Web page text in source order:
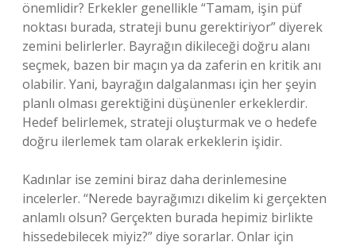
önemlidir? Erkekler genellikle “Tamam, işin püf
noktası burada, strateji bunu gerektiriyor” diyerek
zemini belirlerler. Bayrağın dikileceği doğru alanı
seçmek, bazen bir maçın ya da zaferin en kritik anı
olabilir. Yani, bayrağın dalgalanması için her şeyin
planlı olması gerektiğini düşünenler erkeklerdir.
Hedef belirlemek, strateji oluşturmak ve o hedefe
doğru ilerlemek tam olarak erkeklerin işidir.
Kadınlar ise zemini biraz daha derinlemesine
incelerler. “Nerede bayrağımızı dikelim ki gerçekten
anlamlı olsun? Gerçekten burada hepimiz birlikte
hissedebilecek miyiz?” diye sorarlar. Onlar için